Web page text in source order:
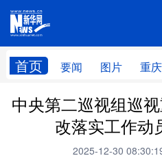
首页 要闻 图片 重
网站
中央第二巡视组巡
改落实工作动
2025-12-30